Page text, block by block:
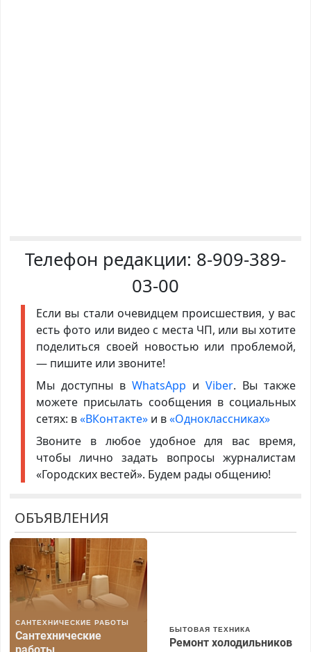
Телефон редакции: 8-909-389-
03-00
Если вы стали очевидцем происшествия, у вас
есть фото или видео с места ЧП, или вы хотите
поделиться своей новостью или проблемой,
— пишите или звоните!
Мы доступны в WhatsApp иViber. Вы также
можете присылать сообщения в социальных
сетях: в«ВКонтакте»и в«Одноклассниках»
Звоните в любое удобное для вас время,
чтобы лично задать вопросы журналистам
«Городских вестей». Будем рады общению!
ОБЪЯВЛЕНИЯ
САНТЕХНИЧЕСКИЕ РАБОТЫ
Сантехнические
БЫТОВАЯ ТЕХНИКА
Ремонт холодильников